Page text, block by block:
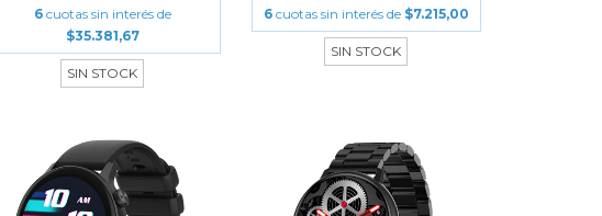
6 cuotas sin interés de
$35.381,67
SIN STOCK
6 cuotas sin interés de $7.215,00
SIN STOCK